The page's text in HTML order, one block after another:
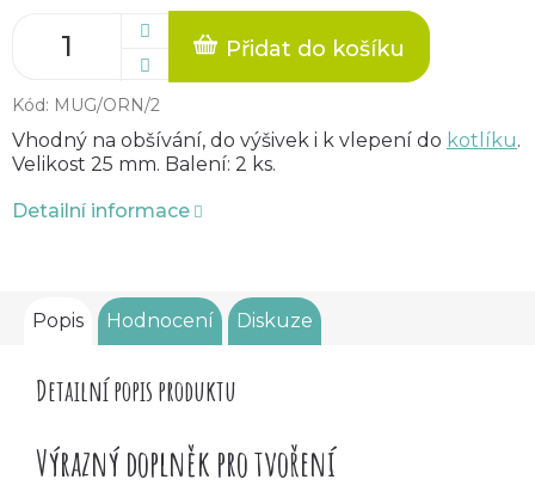
Přidat do košíku
Kód: MUG/ORN/2
Vhodný na obšívání, do výšivek i k vlepení do kotlíku.
Velikost 25 mm. Balení: 2 ks.
Detailní informace
Popis Hodnocení Diskuze
Detailní popis produktu
Výrazný doplněk pro tvoření